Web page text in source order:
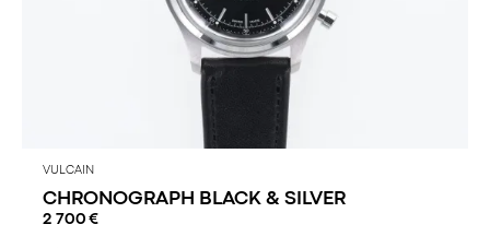
VULCAIN
CHRONOGRAPH BLACK & SILVER
2 700 €